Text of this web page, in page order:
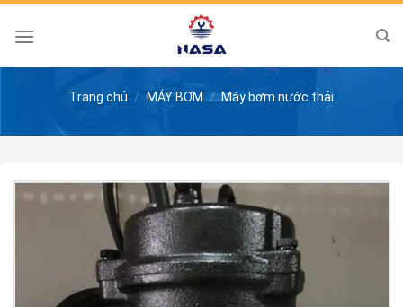
Skip
Trang chủ / MÁY BƠM / Máy bơm nước thải